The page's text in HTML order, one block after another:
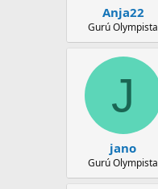
Anja22
Gurú Olympista
J
jano
Gurú Olympista